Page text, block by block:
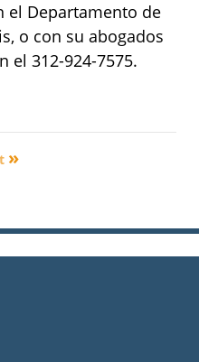
el Departamento de
o con su abogados
el 312-924-7575.
»